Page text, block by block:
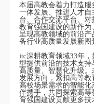
本届高教会着力打造
一体发展、推进人才
台、合作交流平台、
教育强国建设的新作
呈现高教领域的前沿
备行业高质量发展新图
itc深耕教育领域33年
型提供前沿的技术支
高质量、智慧化升级
发展方向，紧扣高等
高校场景需求的智能
伴携手，共同探索高
育强国建设贡献更多技